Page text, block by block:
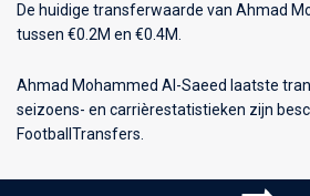
De huidige transferwaarde van Ahmad
tussen €0.2M en €0.4M.
Ahmad Mohammed Al-Saeed laatste
seizoens- en carrièrestatistieken zijn
FootballTransfers.